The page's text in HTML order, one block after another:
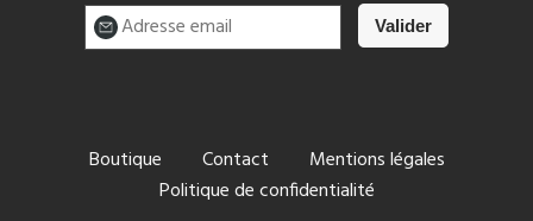
Boutique Contact
Mentions légales
Politique de confidentialité